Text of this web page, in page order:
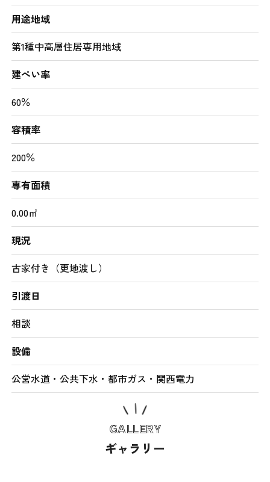
用途地域
第1種中高層住居専用地域
建ぺい率
60％
容積率
200％
専有面積
0.00㎡
現況
古家付き（更地渡し）
引渡日
相談
設備
公営水道・公共下水・都市ガス・関西電力
GALLERY
ギャラリー